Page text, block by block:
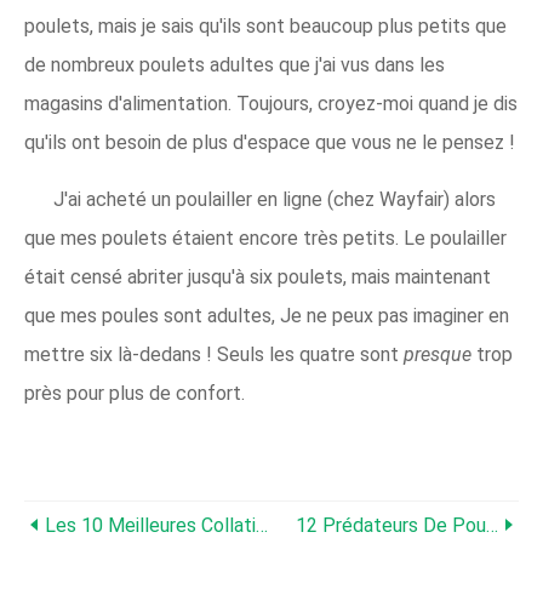
poulets, mais je sais qu'ils sont beaucoup plus petits que
de nombreux poulets adultes que j'ai vus dans les
magasins d'alimentation. Toujours, croyez-moi quand je dis
qu'ils ont besoin de plus d'espace que vous ne le pensez !
J'ai acheté un poulailler en ligne (chez Wayfair) alors
que mes poulets étaient encore très petits. Le poulailler
était censé abriter jusqu'à six poulets, mais maintenant
que mes poules sont adultes, Je ne peux pas imaginer en
mettre six là-dedans ! Seuls les quatre sont presque trop
près pour plus de confort.
Les 10 Meilleures Collations Et Friandises Naturelles Pour Les Canards 12 Prédateurs De Poulet Les Plus Courants Aux États-Unis